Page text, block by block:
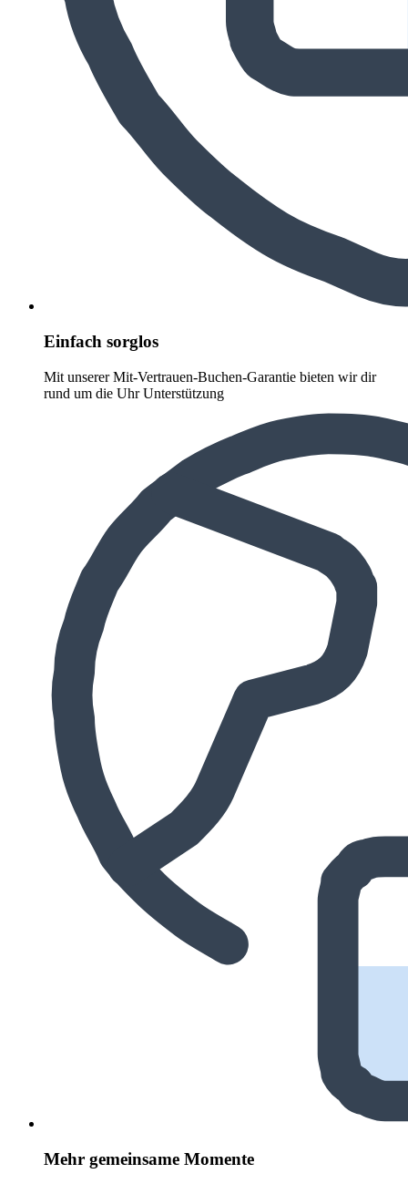
Einfach sorglos
Mit unserer Mit-Vertrauen-Buchen-Garantie bieten wir dir
rund um die Uhr Unterstützung
Mehr gemeinsame Momente